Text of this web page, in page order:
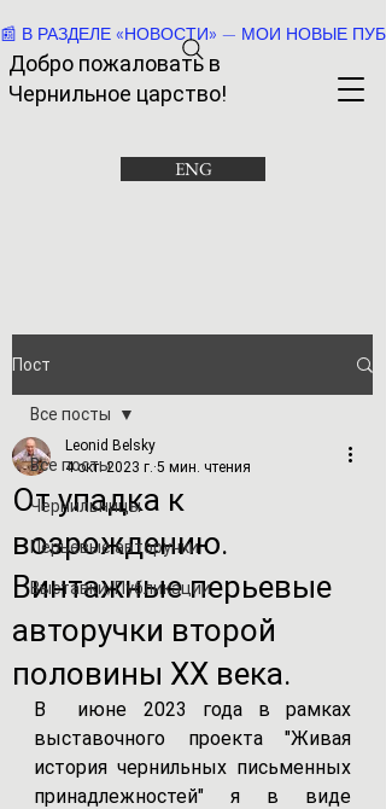
Добро пожаловать в
Чернильное царство!
ENG
📰 В РАЗДЕЛЕ «НОВОСТИ» — МОИ НОВЫЕ
Пост
Все посты
Чернильницы
Перьевые авторучки
Выставки/Публикации
Все посты
От упадка к
возрождению.
Винтажные перьевые
авторучки второй
половины XX века.
Leonid Belsky
4 окт. 2023 г. 5 мин. чтения
В  июне 2023 года в рамках
выставочного проекта "Живая
история чернильных письменных
принадлежностей" я в виде